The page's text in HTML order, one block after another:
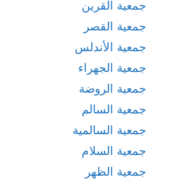
جمعية القرين
جمعية القصر
جمعية الأندلس
جمعية الجهراء
جمعية الروضة
جمعية السالم
جمعية السالمية
جمعية السلام
جمعية الظهر